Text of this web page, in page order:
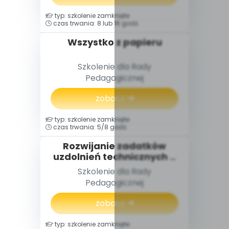
typ: szkolenie zamknięte
czas trwania: 8 lub 16 godz.
Wszystko z papieru
Szkolenie dla Rady
Pedagogicznej
zobacz
typ: szkolenie zamknięte
czas trwania: 5/8 godz.
Rozwijanie zadatków
uzdolnień technicznych u
dzieci przedszkolnych i
uczniów klas I-III
Szkolenie dla Rady
Pedagogicznej
zobacz
typ: szkolenie zamknięte